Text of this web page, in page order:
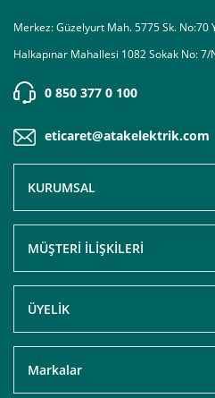
Merkez: Güzelyurt Mah. 5775 Sk. No:70
Halkapınar Mahallesi 1082 Sokak No:
0 850 377 0 100
eticaret@atakelektrik.com
KURUMSAL
MÜŞTERİ İLİŞKİLERİ
ÜYELİK
Markalar